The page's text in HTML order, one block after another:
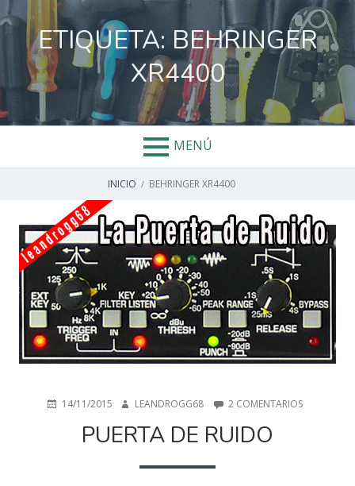
Salta
al
contenidoETIQUETA: BEHRINGER
XR4400
MENÚ
ENLACES
DE
AYUDA
A
LA
NAVEGACIÓN
INICIO BEHRINGER XR4400
PUBLICADO
14/11/2015 AUTORLEANDROGG68 2 COMENTARIOSEN
PUERTA DE RUIDO